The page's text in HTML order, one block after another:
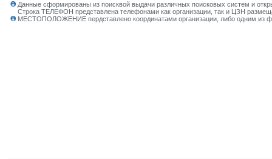
Данные сформированы из поисквой выдачи различных поисковых систем и
Строка ТЕЛЕФОН представлена телефонами как организации, так и ЦЗН
МЕСТОПОЛОЖЕНИЕ пердставлено координатами организации, либо одним из